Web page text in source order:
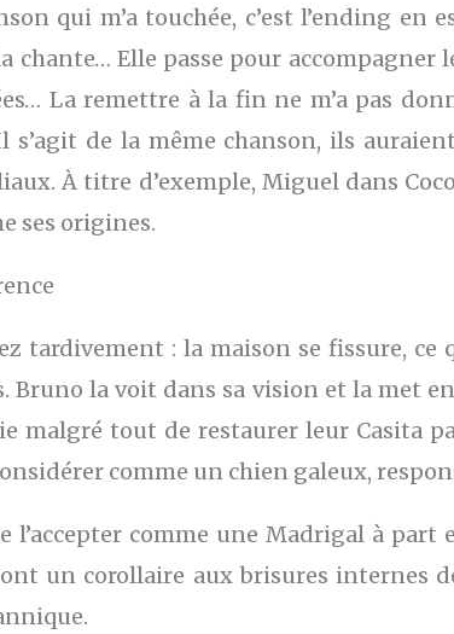
qui m’a touchée, c’est l’ending en
Elle passe pour accompagner
La remettre à la fin ne m’a pas
de la même chanson, ils
À titre d’exemple, Miguel dans
ses origines.
tardivement : la maison se fissure, ce
Bruno la voit dans sa vision et la met
malgré tout de restaurer leur Casita
comme un chien galeux,
l’accepter comme une Madrigal à part
un corollaire aux brisures internes